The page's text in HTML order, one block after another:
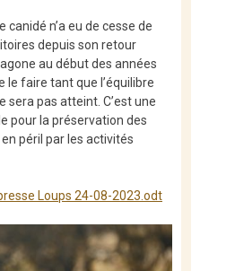
canidé n’a eu de cesse de
depuis son retour
au début des années
le faire tant que l’équilibre
sera pas atteint. C’est une
pour la préservation des
péril par les activités
Loups 24-08-2023.odt